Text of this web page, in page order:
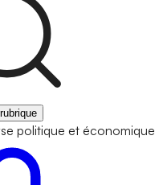
politique et économique